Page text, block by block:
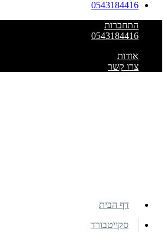
0543184416
התחברות
0543184416
אודות
צרו קשר
דף הבית
סקייטבורד